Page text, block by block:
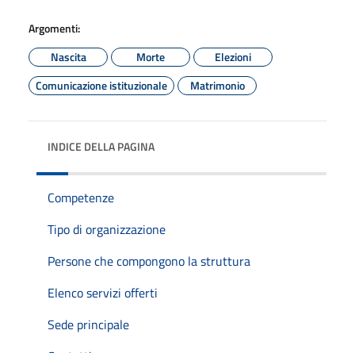
Argomenti:
Nascita
Morte
Elezioni
Comunicazione istituzionale
Matrimonio
INDICE DELLA PAGINA
Competenze
Tipo di organizzazione
Persone che compongono la struttura
Elenco servizi offerti
Sede principale